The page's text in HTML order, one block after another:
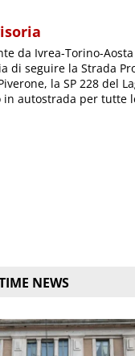
da Ivrea-Torino-
di seguire la Strada
la SP 228 del
autostrada per tutte
NEWS